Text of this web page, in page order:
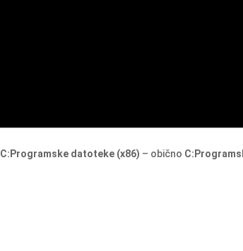
C:Programske datoteke (x86) – obično